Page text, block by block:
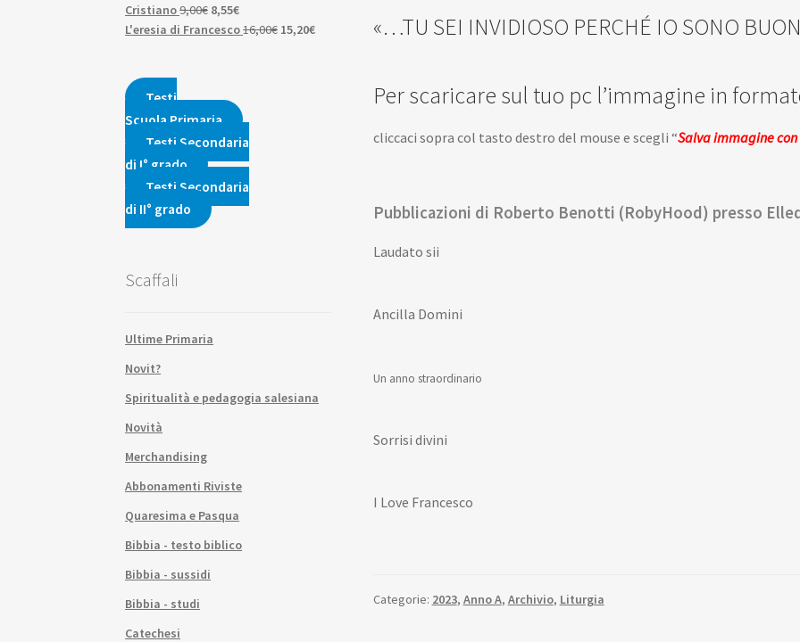
«…TU SEI INVIDIOSO PERCHÉ IO SONO
Per scaricare sul tuo pc l’immagine in
cliccaci sopra col tasto destro del mouse e scegli “Salva immagine con
Pubblicazioni di Roberto Benotti (RobyHood) presso
Laudato sii
Ancilla Domini
Un anno straordinario
Sorrisi divini
I Love Francesco
Categorie: 2023, Anno A, Archivio, Liturgia
7,00€.
1,90€.1,81€.
era: è:
Cristiano9,00€ Il
prezzo
8,55€Il
prezzo
L'eresia di Francesco16,00€ Il
15,20€Il
Testi
Scuola Primaria
Testi Secondaria
di I° grado
Testi Secondaria
di II° grado
Scaffali
Ultime Primaria
Novit?
Spiritualità e pedagogia salesiana
Novità
Merchandising
Abbonamenti Riviste
Quaresima e Pasqua
Bibbia - testo biblico
Bibbia - sussidi
Bibbia - studi
Catechesi